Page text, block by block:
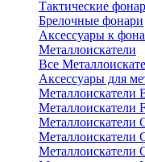
Тактические
Брелочные фонари
Аксессуары к
Металлоискатели
Все
Аксессуары для
Металлоискатели
Металлоискатели
Металлоискатели
Металлоискатели
Металлоискатели